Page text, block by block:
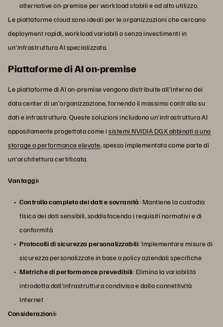
alternative on-premise per workload stabili e ad alto utilizzo.
Le piattaforme cloud sono ideali per le organizzazioni che cercano
deployment rapidi, workload variabili o senza investimenti in
un'infrastruttura AI specializzata.
Piattaforme di AI on-premise
Le piattaforme di AI on-premise vengono distribuite all'interno dei
data center di un'organizzazione, fornendo il massimo controllo su
dati e infrastruttura. Queste soluzioni includono un'infrastruttura AI
appositamente progettata come i sistemi NVIDIA DGX abbinati a uno
storage a performance elevate, spesso implementata come parte di
un'architettura certificata.
Vantaggi:
Controllo completo dei dati e sovranità: Mantiene la custodia
fisica dei dati sensibili, soddisfacendo i requisiti normativi e di
conformità
Protocolli di sicurezza personalizzabili: Implementare misure di
sicurezza personalizzate in base a policy aziendali specifiche
Metriche di performance prevedibili: Elimina la variabilità
introdotta dall'infrastruttura condivisa e dalla connettività
Internet
Considerazioni: